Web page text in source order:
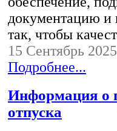
документацию и
так, чтобы
15 Сентябрь 2025
Подробнее...
Информация о
отпуска